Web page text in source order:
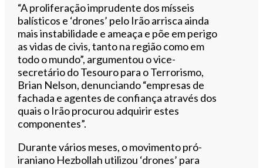
“A proliferação imprudente dos mísseis
balísticos e ‘drones’ pelo Irão arrisca ainda
mais instabilidade e ameaça e põe em perigo
as vidas de civis, tanto na região como em
todo o mundo”, argumentou o vice-
secretário do Tesouro para o Terrorismo,
Brian Nelson, denunciando “empresas de
fachada e agentes de confiança através dos
quais o Irão procurou adquirir estes
componentes”.
Durante vários meses, o movimento pró-
iraniano Hezbollah utilizou ‘drones’ para